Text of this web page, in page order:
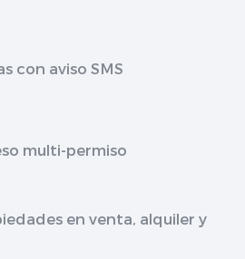
con aviso SMS
multi-permiso
en venta, alquiler y